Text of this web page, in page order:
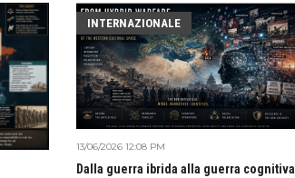
INTERNAZIONALE
13/06/2026 12:08 PM
Dalla guerra ibrida alla guerra cognitiva